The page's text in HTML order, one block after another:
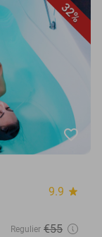
32%
favorite_border
9.9 star
Regulier €55